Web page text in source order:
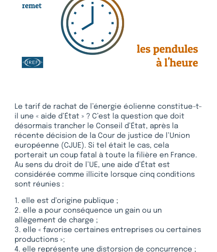
Le tarif de rachat de l’énergie éolienne constitue-t-
il une « aide d’État » ? C’est la question que doit
désormais trancher le Conseil d’État, après la
récente décision de la Cour de justice de l’Union
européenne (CJUE). Si tel était le cas, cela
porterait un coup fatal à toute la filière en France.
Au sens du droit de l’UE, une aide d’État est
considérée comme illicite lorsque cinq conditions
sont réunies :
1. elle est d’origine publique ;
2. elle a pour conséquence un gain ou un
allègement de charge ;
3. elle « favorise certaines entreprises ou certaines
productions »;
4. elle représente une distorsion de concurrence ;